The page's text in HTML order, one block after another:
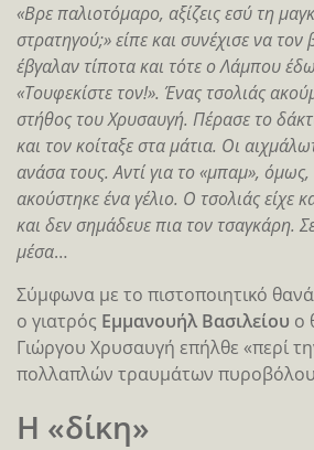
«Βρε παλιοτόμαρο, αξίζεις εσύ τη
στρατηγού;» είπε και συνέχισε να τον
έβγαλαν τίποτα και τότε ο Λάμπου
«Τουφεκίστε τον!». Ένας τσολιάς
στήθος του Χρυσαυγή. Πέρασε το
και τον κοίταξε στα μάτια. Οι
ανάσα τους. Αντί για το «μπαμ»,
ακούστηκε ένα γέλιο. Ο τσολιάς είχε
και δεν σημάδευε πια τον τσαγκάρη.
μέσα…
Σύμφωνα με το πιστοποιητικό
ο γιατρός Εμμανουήλ Βασιλείου ο
Γιώργου Χρυσαυγή επήλθε «περί
πολλαπλών τραυμάτων
Η «δίκη»